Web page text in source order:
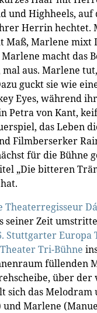
und Highheels, auf
Herrin hechtet.
Maß, Marlene mixt
macht das
aus. Marlene
guckt sie wie
Eyes, während
Petra von Kant,
das Leben
Filmberserker
für die Bühne
„Die bitteren
Theaterregisseur
seiner Zeit
Stuttgarter Europa
Tri-Bühne
füllenden
über der
sich das Melodram
und Marlene